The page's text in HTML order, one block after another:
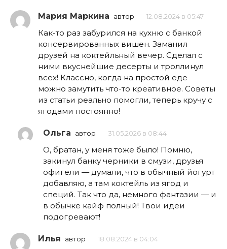
Мария Маркина автор 12.08.2024 в 05:47
Как-то раз забурился на кухню с банкой
консервированных вишен. Заманил
друзей на коктейльный вечер. Сделал с
ними вкуснейшие десерты и троллинул
всех! Классно, когда на простой еде
можно замутить что-то креативное. Советы
из статьи реально помогли, теперь кручу с
ягодами постоянно!
Ольга автор 31.05.2026 в 08:44
О, братан, у меня тоже было! Помню,
закинул банку черники в смузи, друзья
офигели — думали, что в обычный йогурт
добавляю, а там коктейль из ягод и
специй. Так что да, немного фантазии — и
в обычке кайф полный! Твои идеи
подогревают!
Илья автор 18.08.2024 в 04:04